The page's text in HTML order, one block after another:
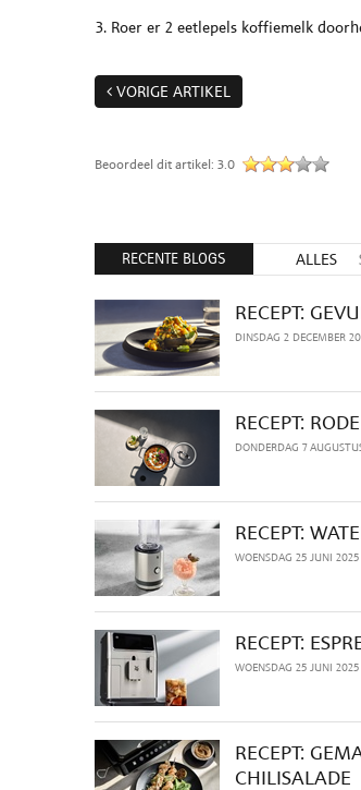
Roer er 2 eetlepels koffiemelk
VORIGE ARTIKEL
Beoordeel dit artikel: 3.0
RECENTE BLOGS ALLES
RECEPT:
DINSDAG 2 DECEMBER
RECEPT:
DONDERDAG 7
RECEPT:
WOENSDAG 25 JUNI 2025
RECEPT:
WOENSDAG 25 JUNI 2025
RECEPT:
CHILISALADE